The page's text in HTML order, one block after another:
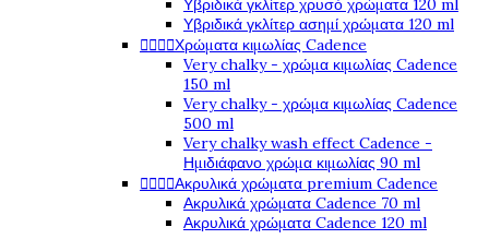
Υβριδικά γκλίτερ χρυσό χρώματα 120 ml
Υβριδικά γκλίτερ ασημί χρώματα 120 ml
   Χρώματα κιμωλίας Cadence
Very chalky - χρώμα κιμωλίας Cadence
150 ml
Very chalky - χρώμα κιμωλίας Cadence
500 ml
Very chalky wash effect Cadence -
Ημιδιάφανο χρώμα κιμωλίας 90 ml
   Ακρυλικά χρώματα premium Cadence
Ακρυλικά χρώματα Cadence 70 ml
Ακρυλικά χρώματα Cadence 120 ml